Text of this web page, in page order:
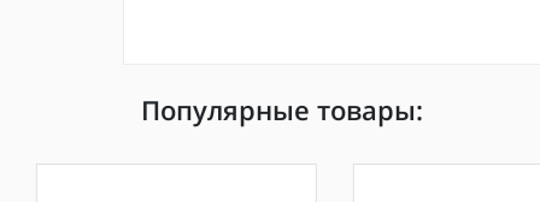
Популярные товары: